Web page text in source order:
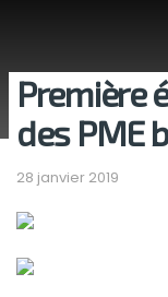
Première
des PME
28 janvier 2019